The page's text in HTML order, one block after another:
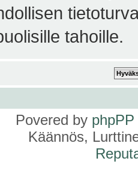
tahoille.
Povered by phpPP
Käännös,